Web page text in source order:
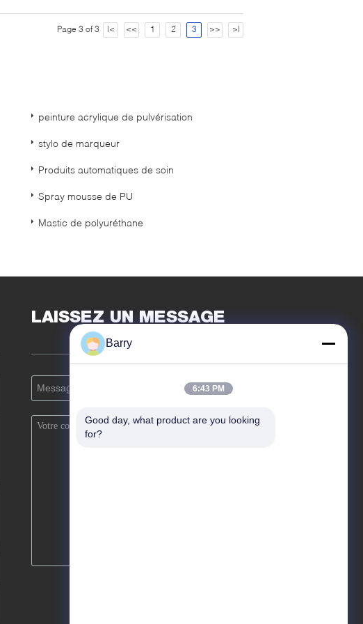
Page 3 of 3 |< << 1 2 3 >> >|
peinture acrylique de pulvérisation
stylo de marqueur
Produits automatiques de soin
Spray mousse de PU
Mastic de polyuréthane
LAISSEZ UN MESSAGE
Barry
6:43 PM
Good day, what product are you looking
for?